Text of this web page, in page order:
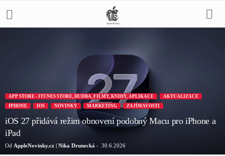
APP STORE - ITUNES STORE, HUDBA, FILMY, KNIHY, APLIKACE
AKTUALIZACE
IPHONE
IOS NOVINKY MARKETING ZAJÍMAVOSTI
iOS 27 přidává režim obnovení podobný Macu pro iPhone a
iPad
Od AppleNovinky.cz | Nika Drunecká - 30.6.2026